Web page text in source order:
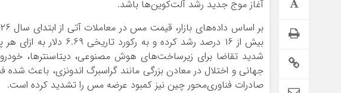
آغاز موج جدید رشد آلت‌کوین‌ها باشد.
بیش از ۱۶ درصد رشد کرده
شدید تقاضا برای زیرساخت‌های هوش مصنوعی، دیتاسنترها،
جهانی و اختلال در معادن بزرگی مانند گراسبرگ اندونزی، باعث
صادرات فناوری‌محور چین نیز کمبود عرضه مس را تشدید کرده است.